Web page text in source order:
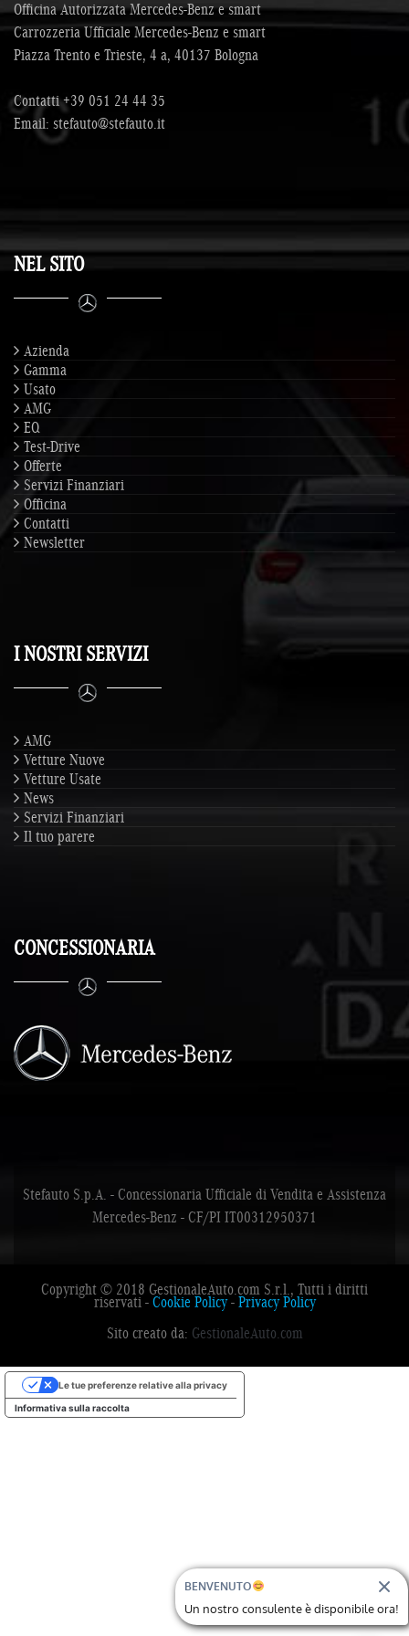
View • Telecamera per parcheggio assistito • Tempomat • Touch
screen • USB • Vivavoce • Volante in pelle • Volante multifunzione
Officina Autorizzata Mercedes-Benz e smart
Carrozzeria Ufficiale Mercedes-Benz e smart
Piazza Trento e Trieste, 4 a, 40137 Bologna
Contatti+39 051 24 44 35
Email: stefauto@stefauto.it
NEL SITO
Azienda
Gamma
Usato
AMG
EQ
Test-Drive
Offerte
Servizi Finanziari
Officina
Contatti
Newsletter
I NOSTRI SERVIZI
AMG
Vetture Nuove
Vetture Usate
News
Servizi Finanziari
Il tuo parere
CONCESSIONARIA
Stefauto S.p.A. - Concessionaria Ufficiale di Vendita e Assistenza
Mercedes-Benz - CF/PI IT00312950371
Copyright © 2018 GestionaleAuto.com S.r.l., Tutti i diritti
riservati -Cookie Policy-Privacy Policy
Sito creato da: GestionaleAuto.com
Informativa sulla raccolta
Le tue preferenze relative alla privacy
BENVENUTO
Un nostro consulente è disponibile ora!